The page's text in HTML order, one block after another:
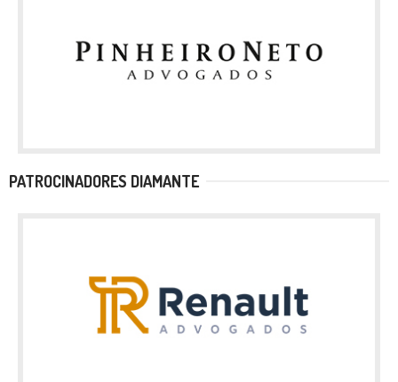
PATROCINADORES DIAMANTE